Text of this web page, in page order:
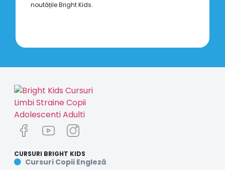
noutățile Bright Kids.
CURSURI BRIGHT KIDS
Cursuri Copii Engleză